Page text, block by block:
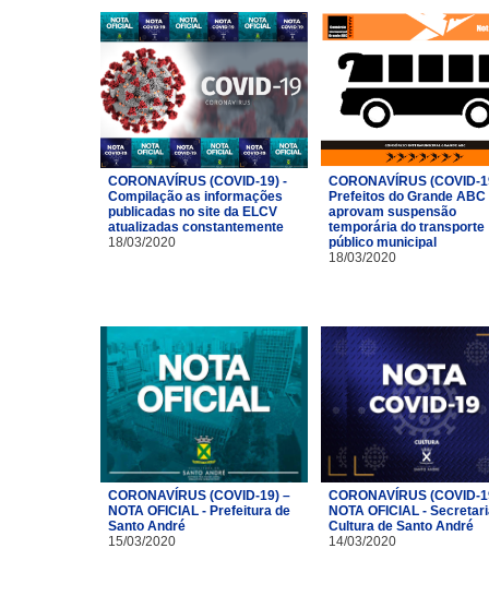
CORONAVÍRUS (COVID-19) -
Compilação as informações
publicadas no site da ELCV
atualizadas constantemente
18/03/2020
CORONAVÍRUS (COVID-
Prefeitos do Grande ABC
aprovam suspensão
temporária do transporte
público municipal
18/03/2020
CORONAVÍRUS (COVID-19) –
NOTA OFICIAL - Prefeitura de
Santo André
15/03/2020
CORONAVÍRUS (COVID-
NOTA OFICIAL -
Cultura de Santo André
14/03/2020